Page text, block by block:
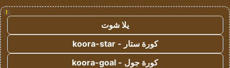
!
يلا شوت
كورة ستار - koora-star
كورة جول - koora-goal